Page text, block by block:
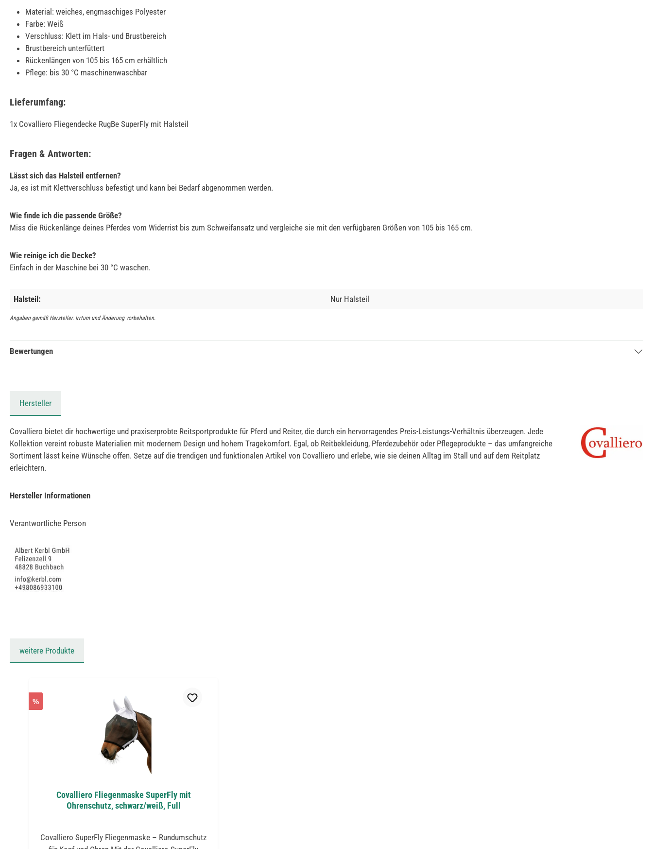
Material: weiches, engmaschiges Polyester
Farbe: Weiß
Verschluss: Klett im Hals- und Brustbereich
Brustbereich unterfüttert
Rückenlängen von 105 bis 165 cm erhältlich
Pflege: bis 30 °C maschinenwaschbar
Lieferumfang:
1x Covalliero Fliegendecke RugBe SuperFly mit Halsteil
Fragen & Antworten:
Lässt sich das Halsteil entfernen?
Ja, es ist mit Klettverschluss befestigt und kann bei Bedarf abgenommen werden.
Wie finde ich die passende Größe?
Miss die Rückenlänge deines Pferdes vom Widerrist bis zum Schweifansatz und vergleiche sie mit den verfügbaren Größen von 105 bis 165 cm.
Wie reinige ich die Decke?
Einfach in der Maschine bei 30 °C waschen.
Halsteil: Nur Halsteil
Angaben gemäß Hersteller. Irrtum und Änderung vorbehalten.
Bewertungen
Hersteller
Covalliero bietet dir hochwertige und praxiserprobte Reitsportprodukte für Pferd und Reiter, die durch ein hervorragendes Preis-Leistungs-Verhältnis überzeugen. Jede
Kollektion vereint robuste Materialien mit modernem Design und hohem Tragekomfort. Egal, ob Reitbekleidung, Pferdezubehör oder Pflegeprodukte – das umfangreiche
Sortiment lässt keine Wünsche offen. Setze auf die trendigen und funktionalen Artikel von Covalliero und erlebe, wie sie deinen Alltag im Stall und auf dem Reitplatz
erleichtern.
Hersteller Informationen
Verantwortliche Person
weitere Produkte
%
Covalliero Fliegenmaske SuperFly mit
Ohrenschutz, schwarz/weiß, Full
Covalliero SuperFly Fliegenmaske – Rundumschutz